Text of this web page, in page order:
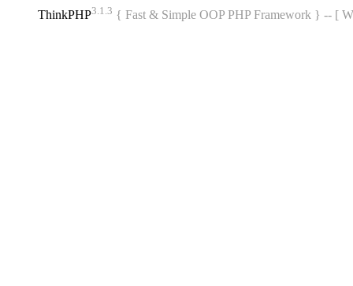
ThinkPHP3.1.3 { Fast & Simple OOP PHP Framework } -- [